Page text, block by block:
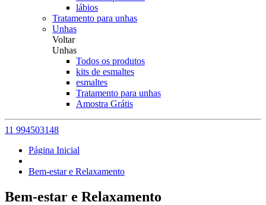
lábios
Tratamento para unhas
Unhas
Voltar
Unhas
Todos os produtos
kits de esmaltes
esmaltes
Tratamento para unhas
Amostra Grátis
11 994503148
Página Inicial
Bem-estar e Relaxamento
Bem-estar e Relaxamento